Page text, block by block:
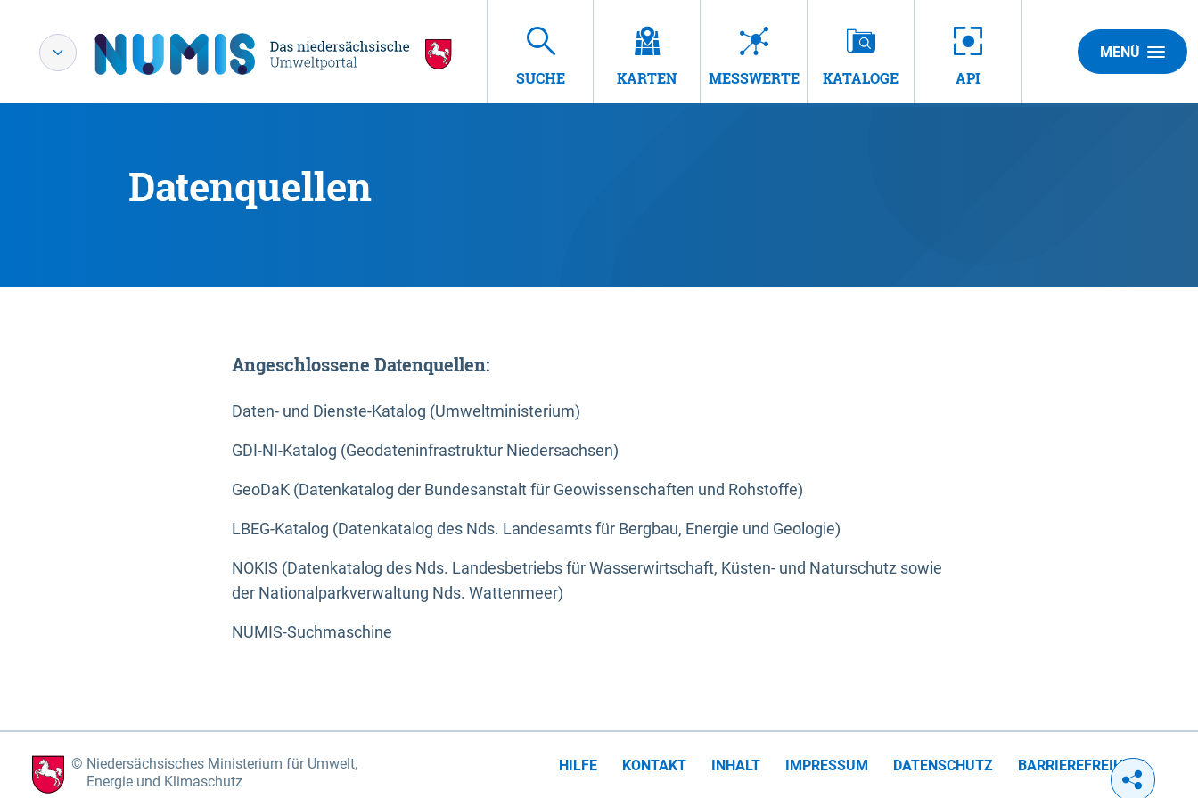
SUCHE KARTEN MESSWERTE KATALOGE API
MENÜ
Datenquellen
Angeschlossene Datenquellen:
Daten- und Dienste-Katalog (Umweltministerium)
GDI-NI-Katalog (Geodateninfrastruktur Niedersachsen)
GeoDaK (Datenkatalog der Bundesanstalt für Geowissenschaften und Rohstoffe)
LBEG-Katalog (Datenkatalog des Nds. Landesamts für Bergbau, Energie und Geologie)
NOKIS (Datenkatalog des Nds. Landesbetriebs für Wasserwirtschaft, Küsten- und Naturschutz sowie
der Nationalparkverwaltung Nds. Wattenmeer)
NUMIS-Suchmaschine
Niedersächsisches Ministerium für Umwelt,
Energie und Klimaschutz
HILFE KONTAKT INHALT IMPRESSUM DATENSCHUTZ BARRIEREFREIHEIT